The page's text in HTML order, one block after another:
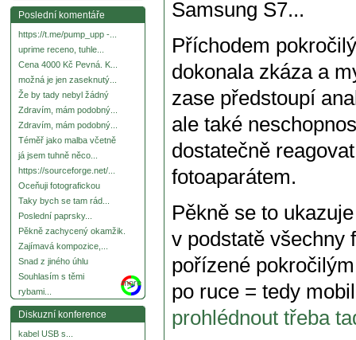
Poslední komentáře
https://t.me/pump_upp -...
uprime receno, tuhle...
Cena 4000 Kč Pevná. K...
možná je jen zaseknutý...
Že by tady nebyl žádný
Zdravím, mám podobný...
Zdravím, mám podobný...
Téměř jako malba včetně
já jsem tuhně něco...
https://sourceforge.net/...
Oceňuji fotografickou
Taky bych se tam rád...
Poslední paprsky...
Pěkně zachycený okamžik.
Zajímavá kompozice,...
Snad z jiného úhlu
Souhlasím s těmi
rybami...
more
Diskuzní konference
kabel USB s...
Samsung S7...
Příchodem
dokonala zkáza a
zase předstoupí
ale také
dostatečně
fotoaparátem.
Pěkně se to
v podstatě všechny
pořízené
po ruce = tedy
prohlédnout třeba